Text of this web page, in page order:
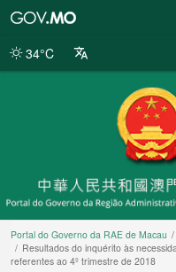
da
34°C
Portal do Governo da RAE de Macau
Resultados do inquérito às
referentes ao 4º trimestre de 2018